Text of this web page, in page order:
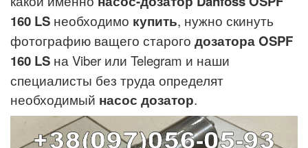
160 LS необходимо купить, нужно скинуть
фотографию ващего старого дозатора OSPF
160 LS на Viber или Telegram и наши
специалисты без труда определят
необходимый насос дозатор.